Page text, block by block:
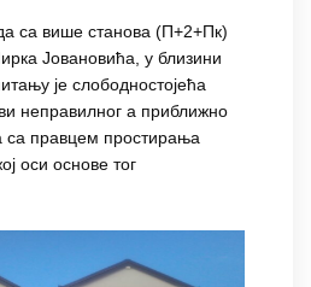
са више станова (П+2+Пк)
Јовановића, у близини
је слободностојећа
неправилног а приближно
са правцем простирања
оси основе тог